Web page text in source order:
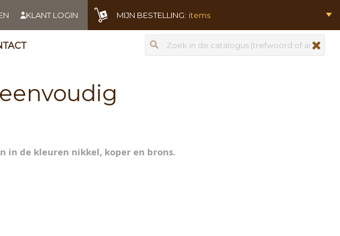
KLANT LOGIN MIJN BESTELLING: items
Zoeken
in de kleuren nikkel, koper en brons.